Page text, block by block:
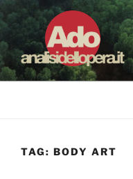
Salta
al
contenuto
ADO
Osservare le opere
TAG: BODY ART